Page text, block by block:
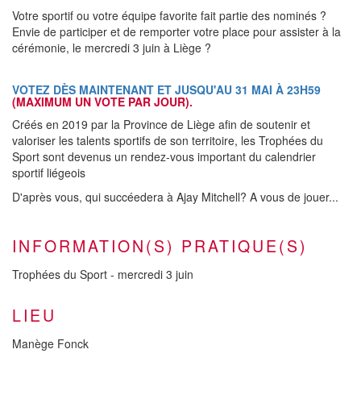
Votre sportif ou votre équipe favorite fait partie des nominés ?
Envie de participer et de remporter votre place pour assister à la
cérémonie, le mercredi 3 juin à Liège ?
VOTEZ DÈS MAINTENANT ET JUSQU'AU 31 MAI À 23H59
(MAXIMUM UN VOTE PAR JOUR).
Créés en 2019 par la Province de Liège afin de soutenir et
valoriser les talents sportifs de son territoire, les Trophées du
Sport sont devenus un rendez-vous important du calendrier
sportif liégeois
D'après vous, qui succéedera à Ajay Mitchell? A vous de jouer...
INFORMATION(S) PRATIQUE(S)
Trophées du Sport - mercredi 3 juin
LIEU
Manège Fonck